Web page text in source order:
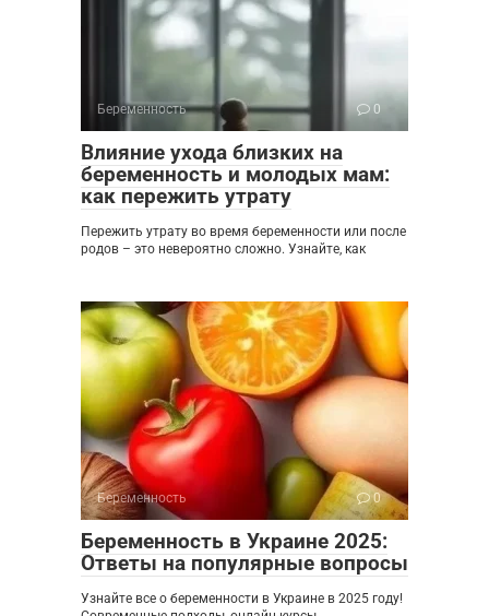
Беременность 0
Влияние ухода близких на
беременность и молодых мам:
как пережить утрату
Пережить утрату во время беременности или после
родов – это невероятно сложно. Узнайте, как
Беременность 0
Беременность в Украине 2025:
Ответы на популярные вопросы
Узнайте все о беременности в Украине в 2025 году!